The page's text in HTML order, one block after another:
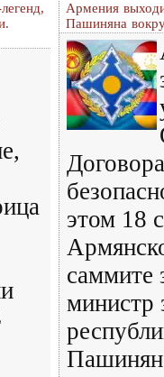
Армения
Пашиняна
этом 18
саммите
министр